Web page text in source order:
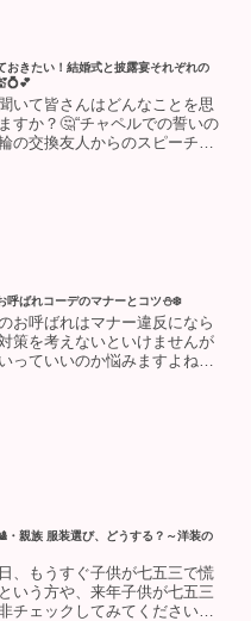
おきたい！結婚式と披露宴それぞれの
いて皆さんはどんなことを思
すか？🤔“チャペルでの誓いの
の交換友人からのスピーチや
呼ばれコーデのマナーとコツ⛄️❄️
お呼ばれはマナー違反になら
策を考えないといけませんが
っていいのか悩みますよね💭
・親族 服装選び、どうする？～洋装の
、もうすぐ子供が七五三で慌
いう方や、来年子供が七五三
チェックしてみてください🌟